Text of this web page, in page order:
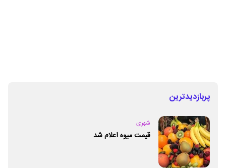
پربازدیدترین
شهری
قیمت میوه اعلام شد